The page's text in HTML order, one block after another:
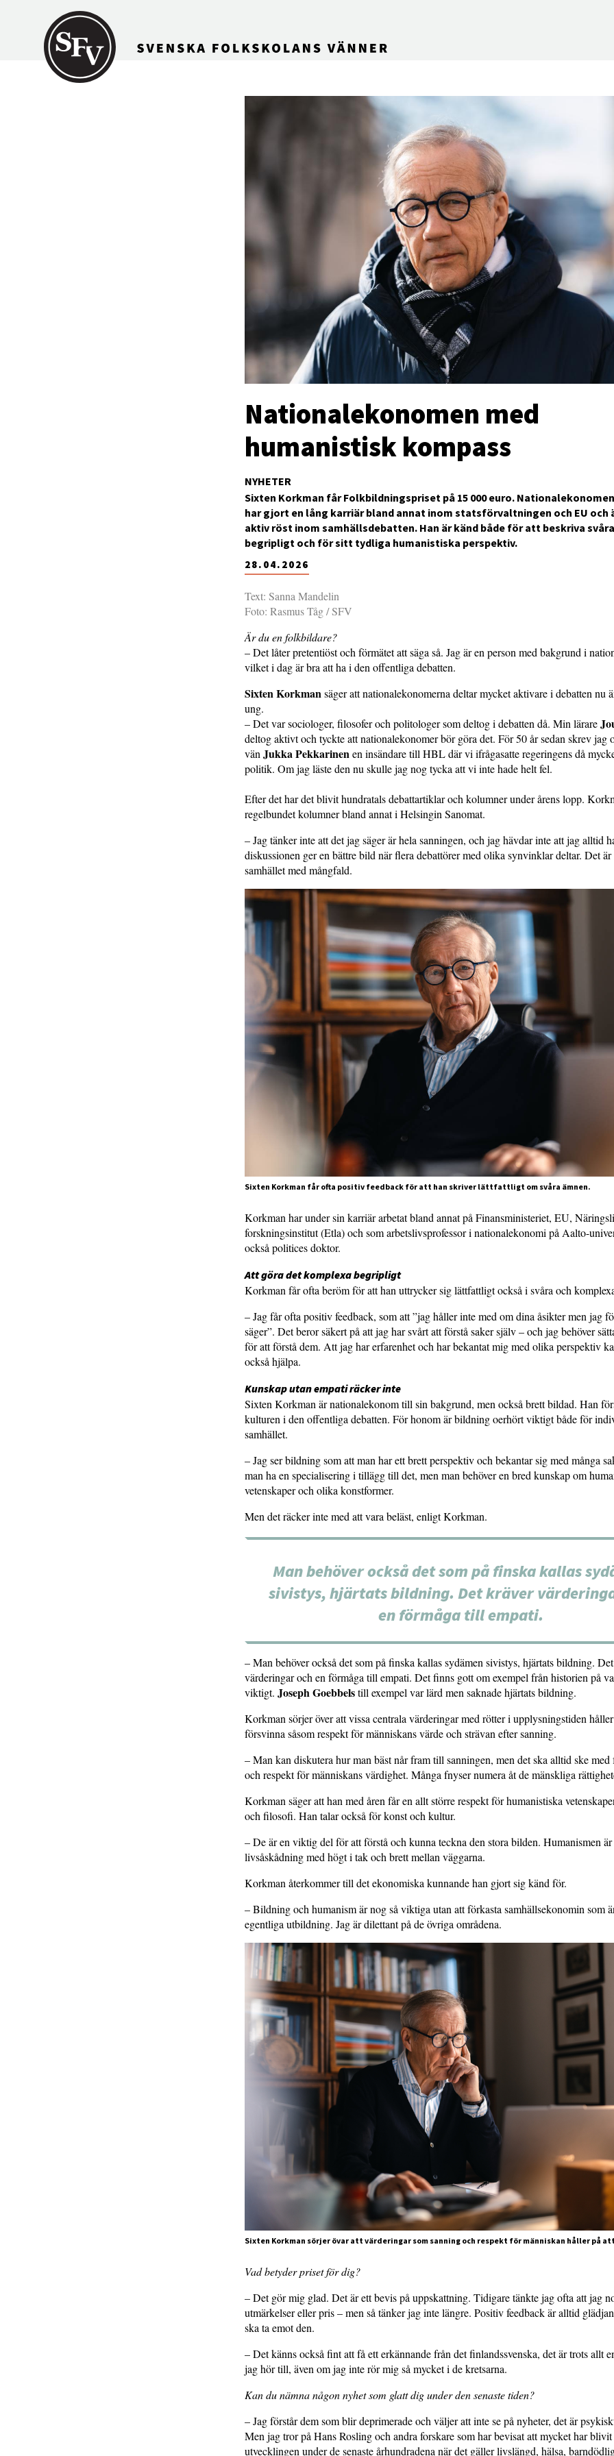
Gå till innehållet
NYHETER
Nationalekonomen med
humanistisk kompass
28.04.2026
Sixten Korkman får Folkbildningspriset på 15 000 euro.
har gjort en lång karriär bland annat inom statsförvaltningen och EU och
aktiv röst inom samhällsdebatten. Han är känd både för att beskriva
begripligt och för sitt tydliga humanistiska perspektiv.
Text: Sanna Mandelin
Foto: Rasmus Tåg / SFV
Är du en folkbildare?
– Det låter pretentiöst och förmätet att säga så. Jag är en person med bakgrund i
vilket i dag är bra att ha i den offentliga debatten.
Sixten Korkmansäger att nationalekonomerna deltar mycket aktivare i debatten nu
ung.
– Det var sociologer, filosofer och politologer som deltog i debatten då. Min lärare
deltog aktivt och tyckte att nationalekonomer bör göra det. För 50 år sedan skrev jag
vänJukka Pekkarinenen insändare till HBL där vi ifrågasatte regeringens då
politik. Om jag läste den nu skulle jag nog tycka att vi inte hade helt fel.
Efter det har det blivit hundratals debattartiklar och kolumner under årens lopp.
regelbundet kolumner bland annat i Helsingin Sanomat.
– Jag tänker inte att det jag säger är hela sanningen, och jag hävdar inte att jag alltid
diskussionen ger en bättre bild när flera debattörer med olika synvinklar deltar. Det
samhället med mångfald.
Sixten Korkman får ofta positiv feedback för att han skriver lättfattligt om svåra ämnen.
Korkman har under sin karriär arbetat bland annat på Finansministeriet, EU,
forskningsinstitut (Etla) och som arbetslivsprofessor i nationalekonomi på Aalto-
också politices doktor.
Att göra det komplexa begripligt
Korkman får ofta beröm för att han uttrycker sig lättfattligt också i svåra och
– Jag får ofta positiv feedback, som att ”jag håller inte med om dina åsikter men jag
säger”. Det beror säkert på att jag har svårt att förstå saker själv – och jag behöver
för att förstå dem. Att jag har erfarenhet och har bekantat mig med olika perspektiv
också hjälpa.
Kunskap utan empati räcker inte
Sixten Korkman är nationalekonom till sin bakgrund, men också brett bildad. Han
kulturen i den offentliga debatten. För honom är bildning oerhört viktigt både för
samhället.
– Jag ser bildning som att man har ett brett perspektiv och bekantar sig med många
man ha en specialisering i tillägg till det, men man behöver en bred kunskap om
vetenskaper och olika konstformer.
Men det räcker inte med att vara beläst, enligt Korkman.
Man behöver också det som på finska kallas
sivistys, hjärtats bildning. Det kräver
en förmåga till empati.
– Man behöver också det som på finska kallas sydämen sivistys, hjärtats bildning.
värderingar och en förmåga till empati. Det finns gott om exempel från historien på
viktigt. Joseph Goebbelstill exempel var lärd men saknade hjärtats bildning.
Korkman sörjer över att vissa centrala värderingar med rötter i upplysningstiden
försvinna såsom respekt för människans värde och strävan efter sanning.
– Man kan diskutera hur man bäst når fram till sanningen, men det ska alltid ske med
och respekt för människans värdighet. Många fnyser numera åt de mänskliga
Korkman säger att han med åren får en allt större respekt för humanistiska
och filosofi. Han talar också för konst och kultur.
– De är en viktig del för att förstå och kunna teckna den stora bilden. Humanismen är
livsåskådning med högt i tak och brett mellan väggarna.
Korkman återkommer till det ekonomiska kunnande han gjort sig känd för.
– Bildning och humanism är nog så viktiga utan att förkasta samhällsekonomin som
egentliga utbildning. Jag är dilettant på de övriga områdena.
Sixten Korkman sörjer övar att värderingar som sanning och respekt för människan håller på
Vad betyder priset för dig?
– Det gör mig glad. Det är ett bevis på uppskattning. Tidigare tänkte jag ofta att jag
utmärkelser eller pris – men så tänker jag inte längre. Positiv feedback är alltid
ska ta emot den.
– Det känns också fint att få ett erkännande från det finlandssvenska, det är trots allt
jag hör till, även om jag inte rör mig så mycket i de kretsarna.
Kan du nämna någon nyhet som glatt dig under den senaste tiden?
– Jag förstår dem som blir deprimerade och väljer att inte se på nyheter, det är
Men jag tror på Hans Rosling och andra forskare som har bevisat att mycket har
utvecklingen under de senaste århundradena när det gäller livslängd, hälsa,